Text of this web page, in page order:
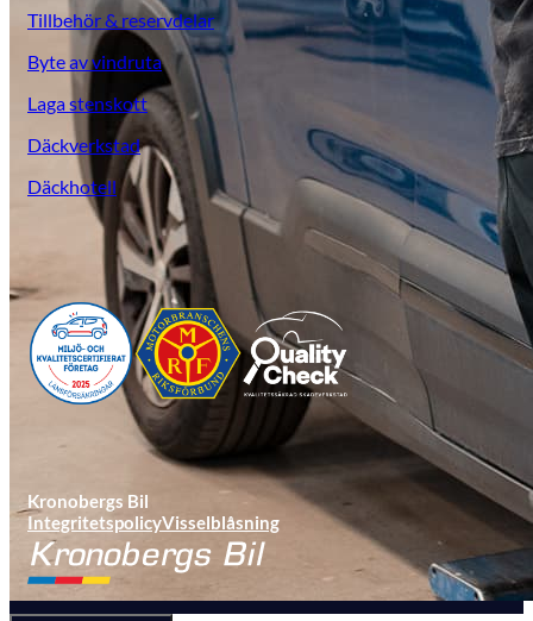
KGM Pickups
Fordonstyp
MopedbilPickupTransportbilPersonbil
Visa alla fordon
Tillbehör & reservdelar
Byte av vindruta
Laga stenskott
Däckverkstad
Däckhotell
Kronobergs Bil
IntegritetspolicyVisselblåsning